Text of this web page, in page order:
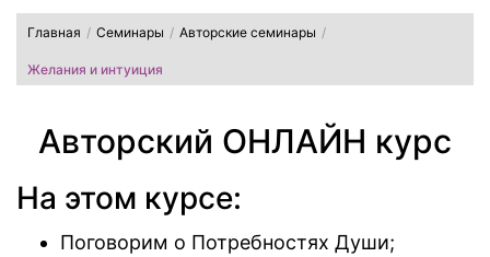
Главная / Семинары / Авторские семинары /
Желания и интуиция
Авторский ОНЛАЙН курс
На этом курсе:
Поговорим о Потребностях Души;